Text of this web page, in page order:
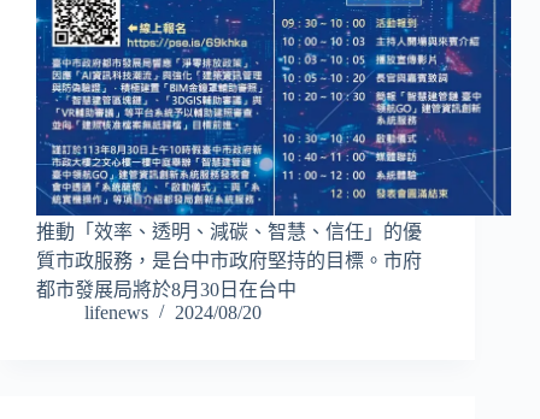
推動「效率、透明、減碳、智慧、信任」的優
質市政服務，是台中市政府堅持的目標。市府
都市發展局將於8月30日在台中
lifenews
2024/08/20